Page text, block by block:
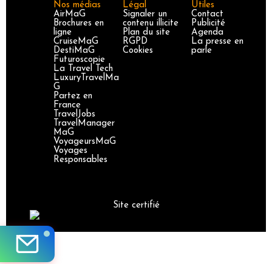
Nos médias
AirMaG
Brochures en
ligne
CruiseMaG
DestiMaG
Futuroscopie
La Travel Tech
LuxuryTravelMa
G
Partez en
France
TravelJobs
TravelManager
MaG
VoyageursMaG
Voyages
Responsables
Légal
Signaler un
contenu illicite
Plan du site
RGPD
Cookies
Utiles
Contact
Publicité
Agenda
La presse en
parle
Site certifié